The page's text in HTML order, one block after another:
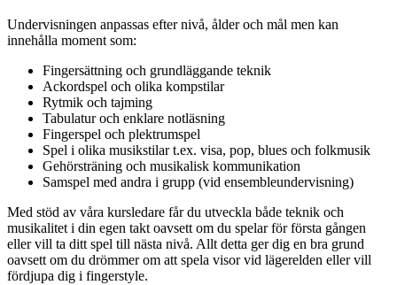
Undervisningen anpassas efter nivå, ålder och mål men kan
innehålla moment som:
Fingersättning och grundläggande teknik
Ackordspel och olika kompstilar
Rytmik och tajming
Tabulatur och enklare notläsning
Fingerspel och plektrumspel
Spel i olika musikstilar t.ex. visa, pop, blues och folkmusik
Gehörsträning och musikalisk kommunikation
Samspel med andra i grupp (vid ensembleundervisning)
Med stöd av våra kursledare får du utveckla både teknik och
musikalitet i din egen takt oavsett om du spelar för första gången
eller vill ta ditt spel till nästa nivå. Allt detta ger dig en bra grund
oavsett om du drömmer om att spela visor vid lägerelden eller vill
fördjupa dig i fingerstyle.